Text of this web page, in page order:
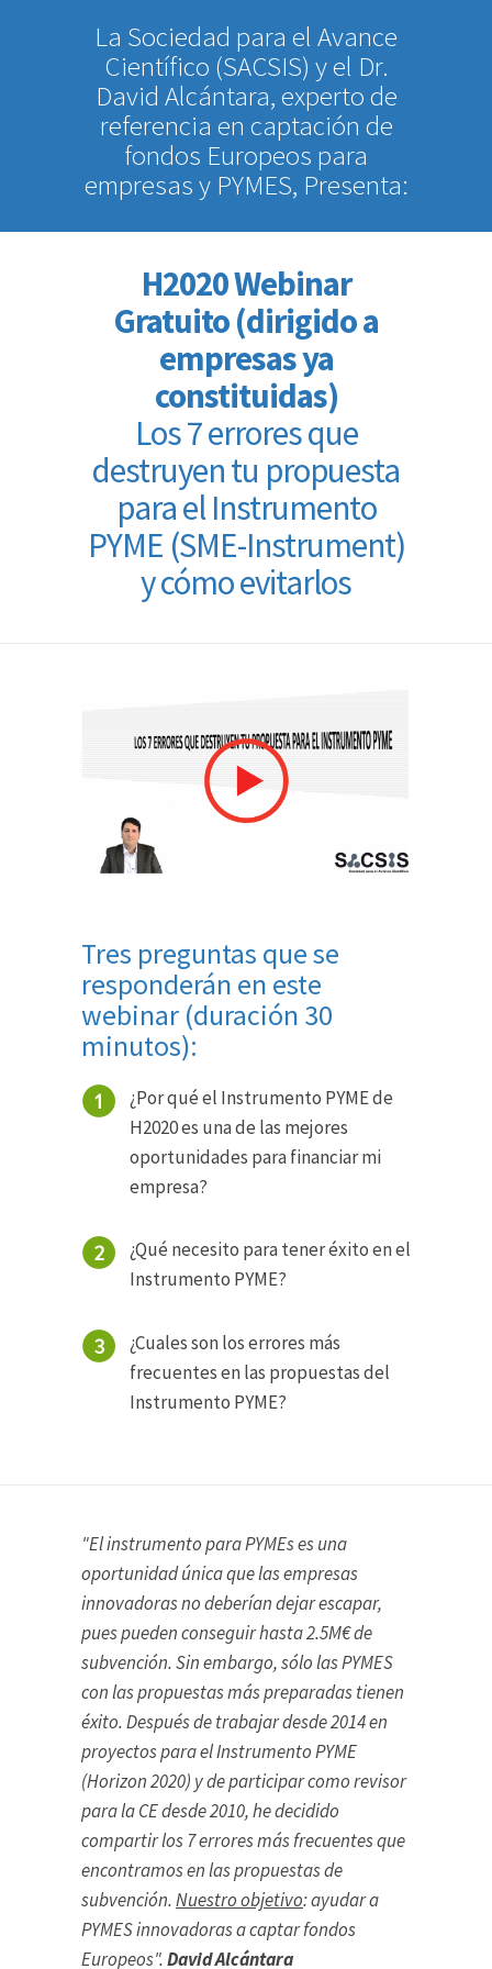
La Sociedad para el Avance
Científico (SACSIS) y el Dr.
David Alcántara, experto de
referencia en captación de
fondos Europeos para
empresas y PYMES, Presenta:
H2020 Webinar
Gratuito (dirigido a
empresas ya
constituidas)
Los 7 errores que
destruyen tu propuesta
para el Instrumento
PYME (SME-Instrument)
y cómo evitarlos
Tres preguntas que se
responderán en este
webinar (duración 30
minutos):
¿Por qué el Instrumento PYME de
H2020 es una de las mejores
oportunidades para financiar mi
empresa?
¿Qué necesito para tener éxito en el
Instrumento PYME?
¿Cuales son los errores más
frecuentes en las propuestas del
Instrumento PYME?
"El instrumento para PYMEs es una
oportunidad única que las empresas
innovadoras no deberían dejar escapar,
pues pueden conseguir hasta 2.5M€ de
subvención. Sin embargo, sólo las PYMES
con las propuestas más preparadas tienen
éxito. Después de trabajar desde 2014 en
proyectos para el Instrumento PYME
(Horizon 2020) y de participar como revisor
para la CE desde 2010, he decidido
compartir los 7 errores más frecuentes que
encontramos en las propuestas de
subvención.Nuestro objetivo: ayudar a
PYMES innovadoras a captar fondos
Europeos".David Alcántara